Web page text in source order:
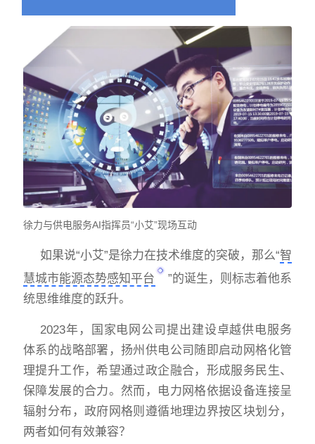
徐力与供电服务AI指挥员“小艾”现场互动
如果说“小艾”是徐力在技术维度的突破，那么“智
慧城市能源态势感知平台
”的诞生，则标志着他系
统思维维度的跃升。
2023年，国家电网公司提出建设卓越供电服务
体系的战略部署，扬州供电公司随即启动网格化管
理提升工作，希望通过政企融合，形成服务民生、
保障发展的合力。然而，电力网格依据设备连接呈
辐射分布，政府网格则遵循地理边界按区块划分，
两者如何有效兼容？